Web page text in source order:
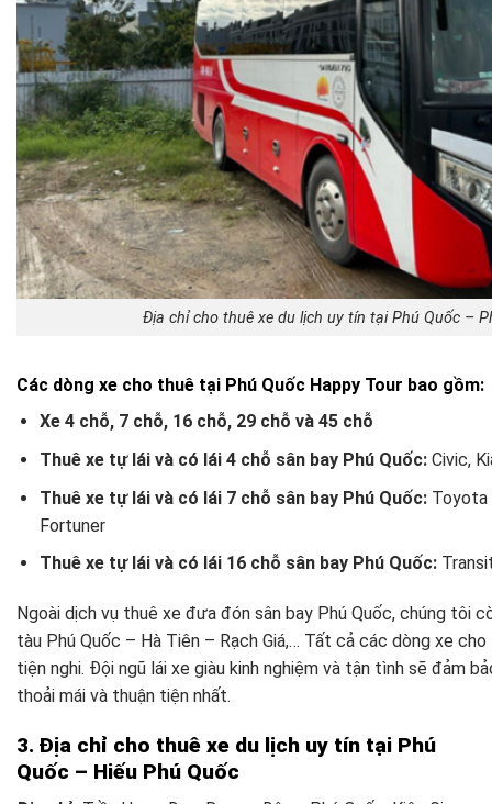
Địa chỉ cho thuê xe du lịch uy tín tại Phú Quốc –
Các dòng xe cho thuê tại Phú Quốc Happy Tour bao gồm:
Xe 4 chỗ, 7 chỗ, 16 chỗ, 29 chỗ và 45 chỗ
Thuê xe tự lái và có lái 4 chỗ sân bay Phú Quốc:Civic,
Thuê xe tự lái và có lái 7 chỗ sân bay Phú Quốc:Toyota
Fortuner
Thuê xe tự lái và có lái 16 chỗ sân bay Phú Quốc:
Ngoài dịch vụ thuê xe đưa đón sân bay Phú Quốc, chúng tôi
tàu Phú Quốc – Hà Tiên – Rạch Giá,… Tất cả các dòng xe
tiện nghi. Đội ngũ lái xe giàu kinh nghiệm và tận tình sẽ đảm
thoải mái và thuận tiện nhất.
3. Địa chỉ cho thuê xe du lịch uy tín tại Phú
Quốc – Hiếu Phú Quốc